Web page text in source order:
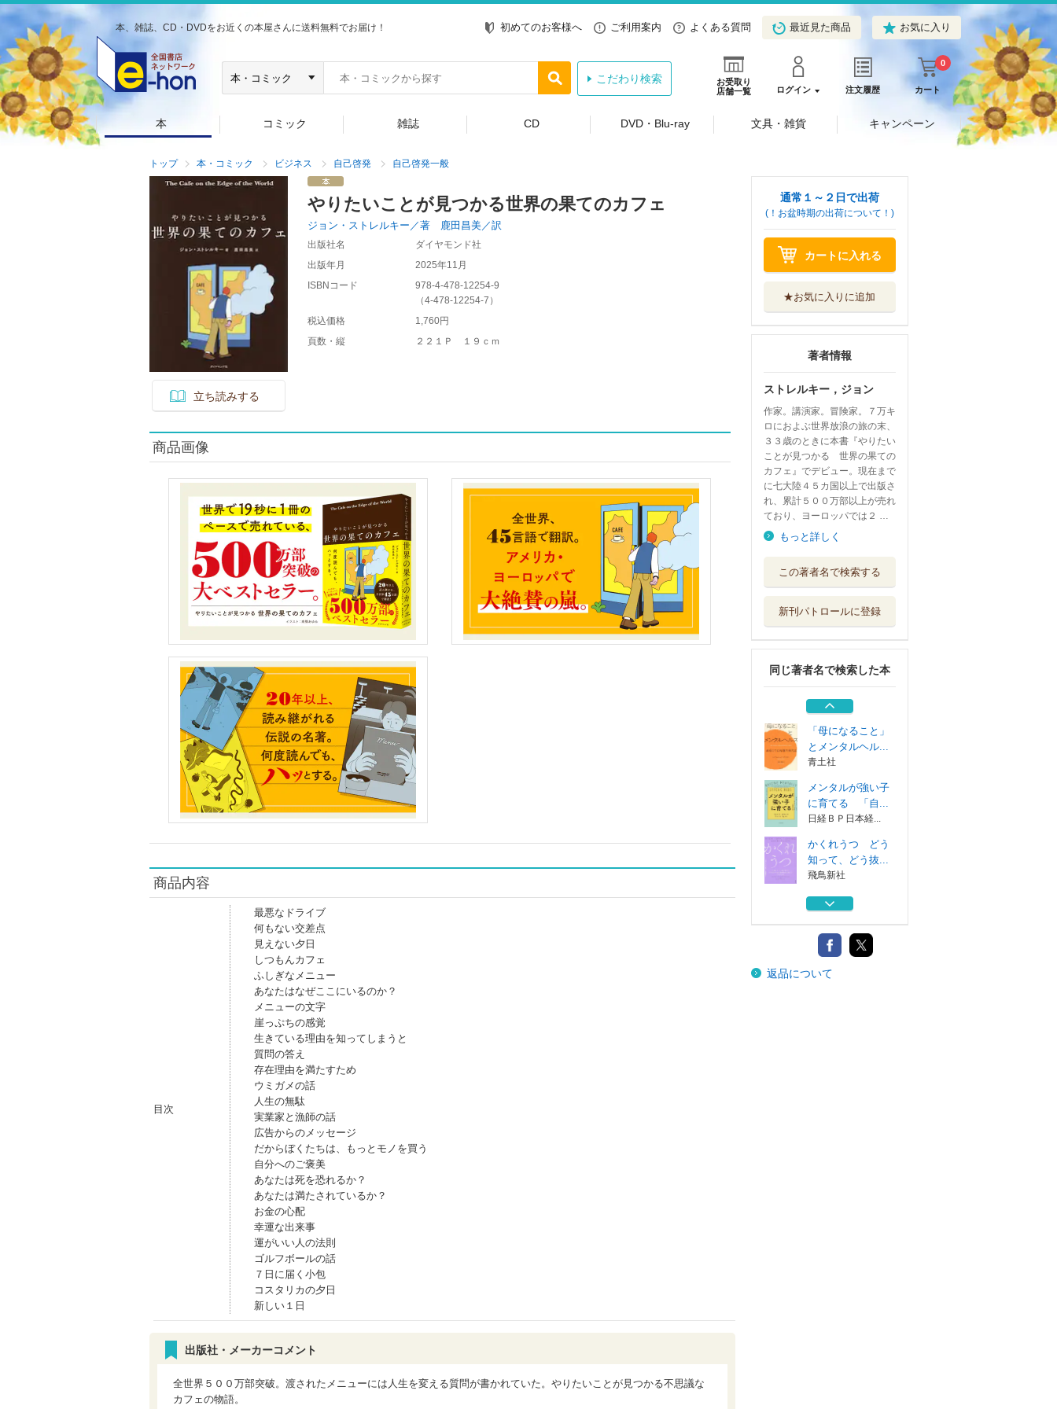
本、雑誌、CD・DVDをお近くの本屋さんに送料無料でお届け！ 初めてのお客様へ ご利用案内 よくある質問 最近見た商品 お気に入り
お受取り
店舗一覧
ログイン 注文履歴 カート
0
こだわり検索
本 コミック 雑誌 CD DVD・Blu-ray 文具・雑貨 キャンペーン
トップ 本・コミック ビジネス 自己啓発 自己啓発一般
立ち読みする
やりたいことが見つかる世界の果てのカフェ
ジョン・ストレルキー／著 鹿田昌美／訳
出版社名
ダイヤモンド社
出版年月
2025年11月
ISBNコード
978-4-478-12254-9
（4-478-12254-7 ）
税込価格
1,760円
頁数・縦
２２１Ｐ １９ｃｍ
商品画像
商品内容
目次
最悪なドライブ
何もない交差点
見えない夕日
しつもんカフェ
ふしぎなメニュー
あなたはなぜここにいるのか？
メニューの文字
崖っぷちの感覚
生きている理由を知ってしまうと
質問の答え
存在理由を満たすため
ウミガメの話
人生の無駄
実業家と漁師の話
広告からのメッセージ
だからぼくたちは、もっとモノを買う
自分へのご褒美
あなたは死を恐れるか？
あなたは満たされているか？
お金の心配
幸運な出来事
運がいい人の法則
ゴルフボールの話
７日に届く小包
コスタリカの夕日
新しい１日
出版社・メーカーコメント
全世界５００万部突破。渡されたメニューには人生を変える質問が書かれていた。やりたいことが見つかる不思議な
カフェの物語。
通常１～２日で出荷
(！お盆時期の出荷について！)
カートに入れる
★お気に入りに追加
著者情報
ストレルキー，ジョン
作家。講演家。冒険家。７万キ
ロにおよぶ世界放浪の旅の末、
３３歳のときに本書『やりたい
ことが見つかる 世界の果ての
カフェ』でデビュー。現在まで
に七大陸４５カ国以上で出版さ
れ、累計５００万部以上が売れ
ており、ヨーロッパでは２ …
もっと詳しく
この著者名で検索する
新刊パトロールに登録
同じ著者名で検索した本
知って、どう抜...
人生を変えるモー
大和書房
なぜ子どもの将来
に両親が重要な...
慶應義塾大学出...
「母になること」
とメンタルヘル...
青土社
メンタルが強い子
に育てる 「自...
日経ＢＰ日本経...
かくれうつ どう
知って、どう抜...
飛鳥新社
人生を変えるモー
大和書房
なぜ子どもの将来
に両親が重要な...
返品について